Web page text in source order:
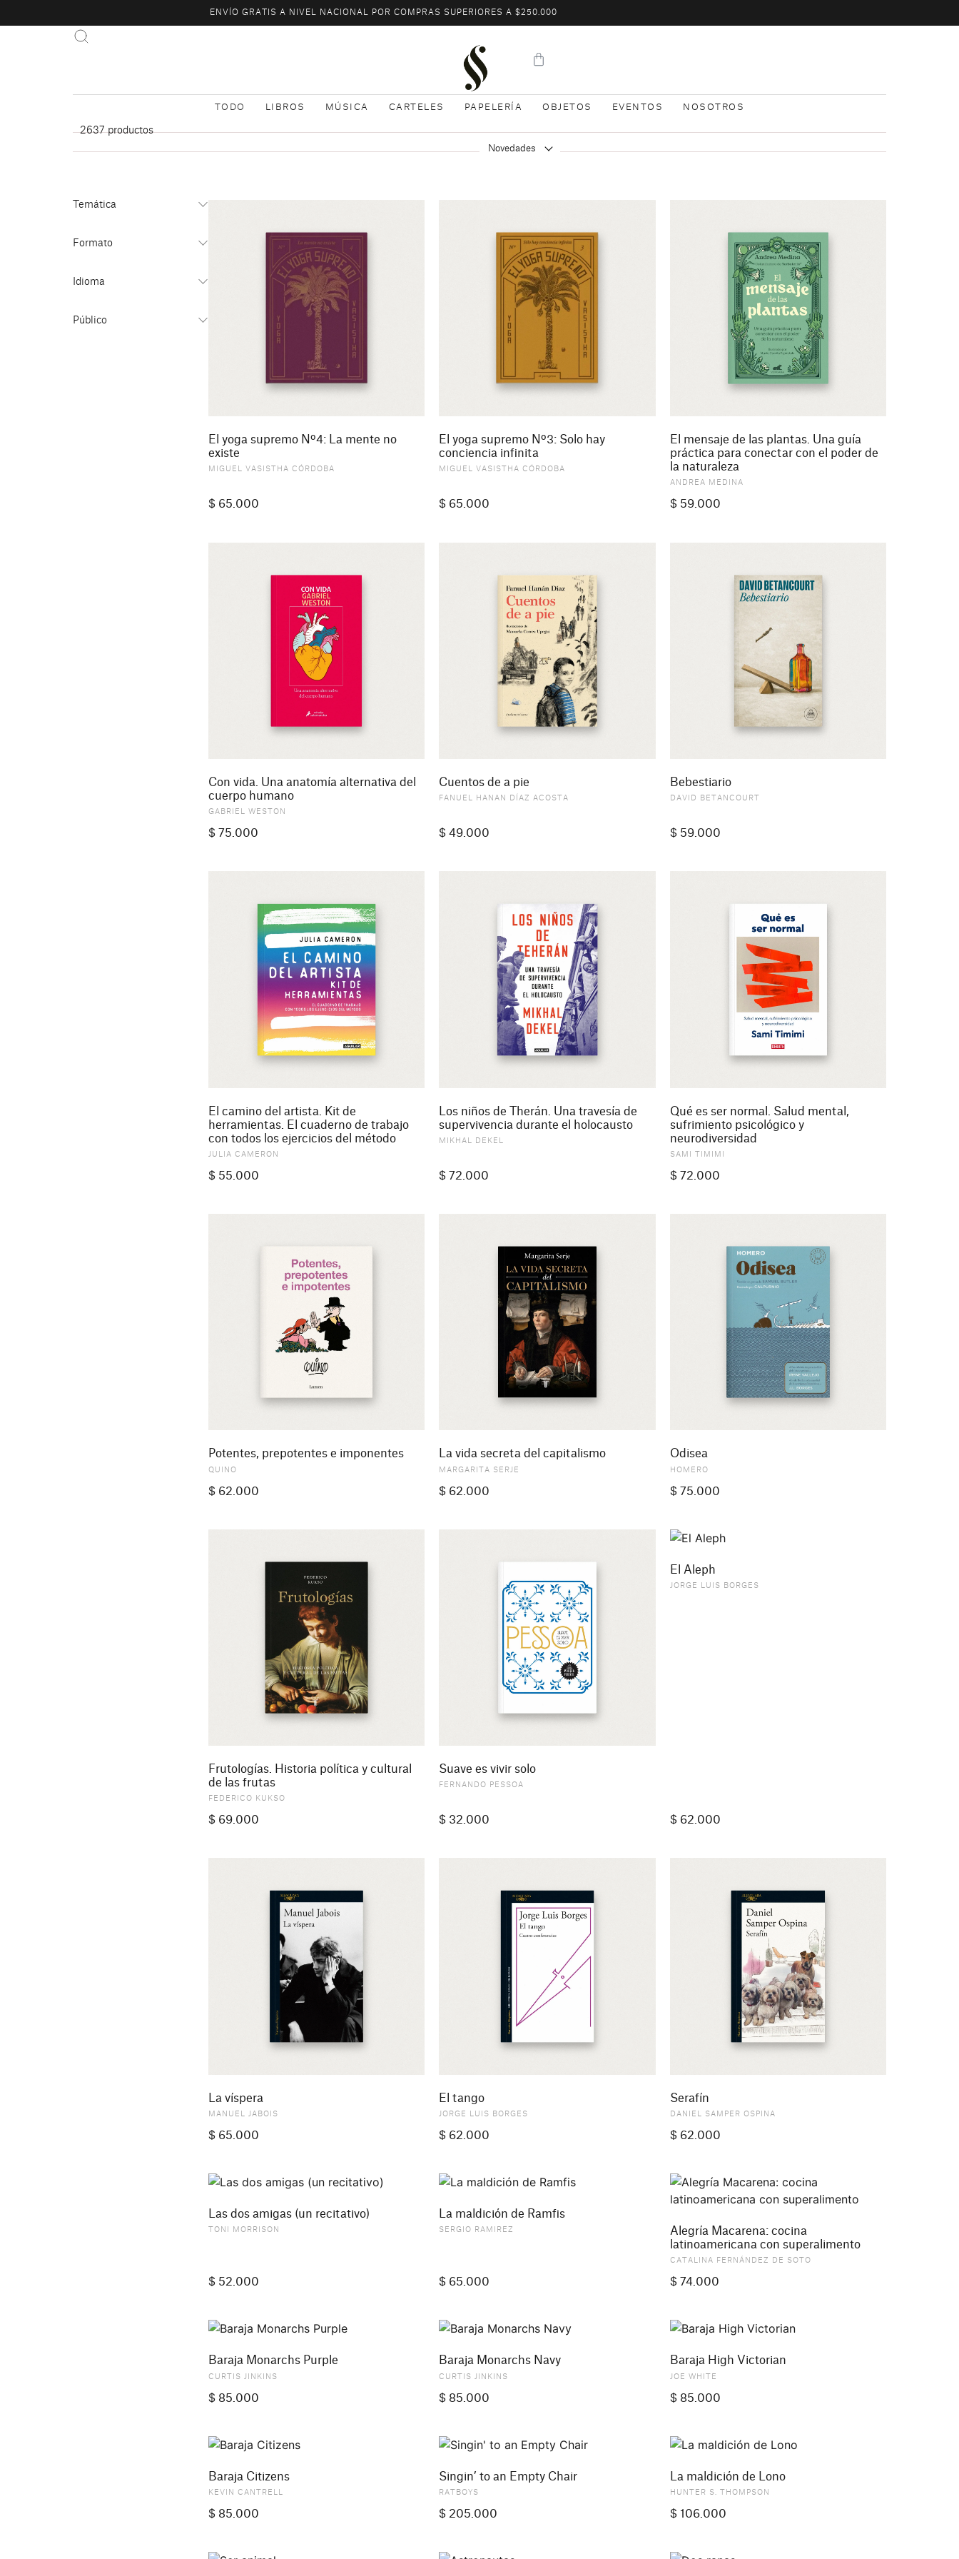
ENVÍO GRATIS A NIVEL NACIONAL POR COMPRAS SUPERIORES A $250.000
TODO LIBROS MÚSICA CARTELES PAPELERÍA OBJETOS EVENTOS NOSOTROS
2637 productos
Novedades
Temática
Formato
Idioma
Público
El yoga supremo Nº4: La mente no
existe
MIGUEL VASISTHA CÓRDOBA
$ 65.000
El yoga supremo Nº3: Solo hay
conciencia infinita
MIGUEL VASISTHA CÓRDOBA
$ 65.000
El mensaje de las plantas. Una guía
práctica para conectar con el poder de
la naturaleza
ANDREA MEDINA
$59.000
Con vida. Una anatomía alternativa del
cuerpo humano
GABRIEL WESTON
$ 75.000
Cuentos de a pie
FANUEL HANAN DÍAZ ACOSTA
$ 49.000
Bebestiario
DAVID BETANCOURT
$59.000
El camino del artista. Kit de
herramientas. El cuaderno de trabajo
con todos los ejercicios del método
JULIA CAMERON
$ 55.000
Los niños de Therán. Una travesía de
supervivencia durante el holocausto
MIKHAL DEKEL
$ 72.000
Qué es ser normal. Salud mental,
sufrimiento psicológico y
neurodiversidad
SAMI TIMIMI
$72.000
Potentes, prepotentes e imponentes
QUINO
$ 62.000
La vida secreta del capitalismo
MARGARITA SERJE
$ 62.000
Odisea
HOMERO
$75.000
Frutologías. Historia política y cultural
de las frutas
FEDERICO KUKSO
$ 69.000
Suave es vivir solo
FERNANDO PESSOA
$ 32.000
El Aleph
JORGE LUIS BORGES
$62.000
La víspera
MANUEL JABOIS
$ 65.000
El tango
JORGE LUIS BORGES
$ 62.000
Serafín
DANIEL SAMPER OSPINA
$62.000
Las dos amigas (un recitativo)
TONI MORRISON
$ 52.000
La maldición de Ramfis
SERGIO RAMIREZ
$ 65.000
Alegría Macarena: cocina
latinoamericana con superalimento
CATALINA FERNÁNDEZ DE SOTO
$74.000
Baraja Monarchs Purple
CURTIS JINKINS
$ 85.000
Baraja Monarchs Navy
CURTIS JINKINS
$ 85.000
Baraja High Victorian
JOE WHITE
$85.000
Baraja Citizens
KEVIN CANTRELL
$ 85.000
Singin’ to an Empty Chair
RATBOYS
$ 205.000
La maldición de Lono
HUNTER S. THOMPSON
$106.000